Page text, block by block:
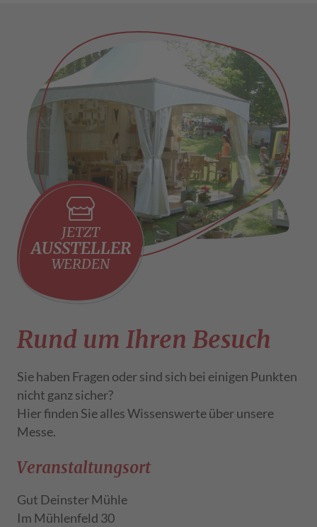
Rund um Ihren Besuch
Sie haben Fragen oder sind sich bei einigen Punkten
nicht ganz sicher?
Hier finden Sie alles Wissenswerte über unsere
Messe.
Veranstaltungsort
Gut Deinster Mühle
Im Mühlenfeld 30
JETZT
AUSSTELLER
WERDEN